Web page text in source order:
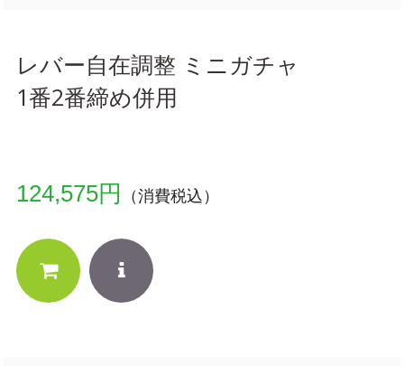
レバー自在調整 ミニガチャ
1番2番締め併用
124,575円 （消費税込）